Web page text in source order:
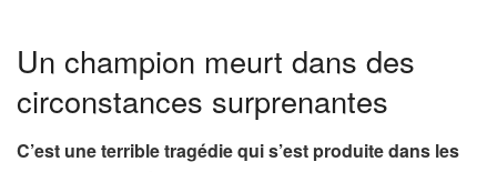
Un champion meurt dans des
circonstances surprenantes
C’est une terrible tragédie qui s’est produite dans les